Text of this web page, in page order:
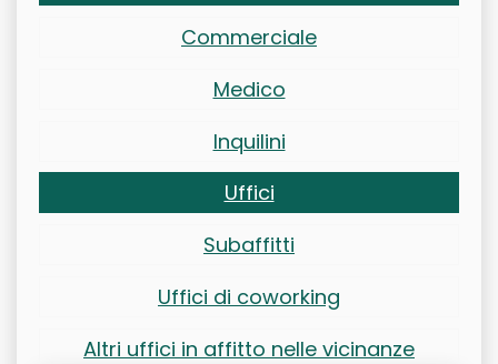
Commerciale
Medico
Inquilini
Uffici
Subaffitti
Uffici di coworking
Altri uffici in affitto nelle vicinanze